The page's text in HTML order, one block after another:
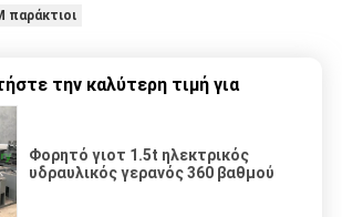
παράκτιοι
την καλύτερη τιμή για
Φορητό γιοτ 1.5t ηλεκτρικός
υδραυλικός γερανός 360 βαθμού